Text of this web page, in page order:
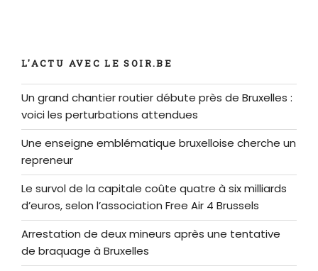
L'ACTU AVEC LE SOIR.BE
Un grand chantier routier débute près de Bruxelles :
voici les perturbations attendues
Une enseigne emblématique bruxelloise cherche un
repreneur
Le survol de la capitale coûte quatre à six milliards
d’euros, selon l’association Free Air 4 Brussels
Arrestation de deux mineurs après une tentative
de braquage à Bruxelles